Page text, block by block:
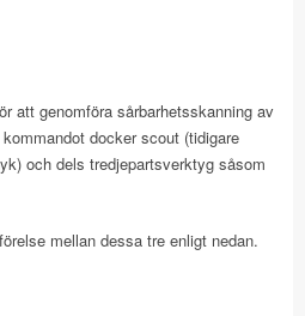
att genomföra sårbarhetsskanning av
docker scout (tidigare
och dels tredjepartsverktyg såsom
mellan dessa tre enligt nedan.